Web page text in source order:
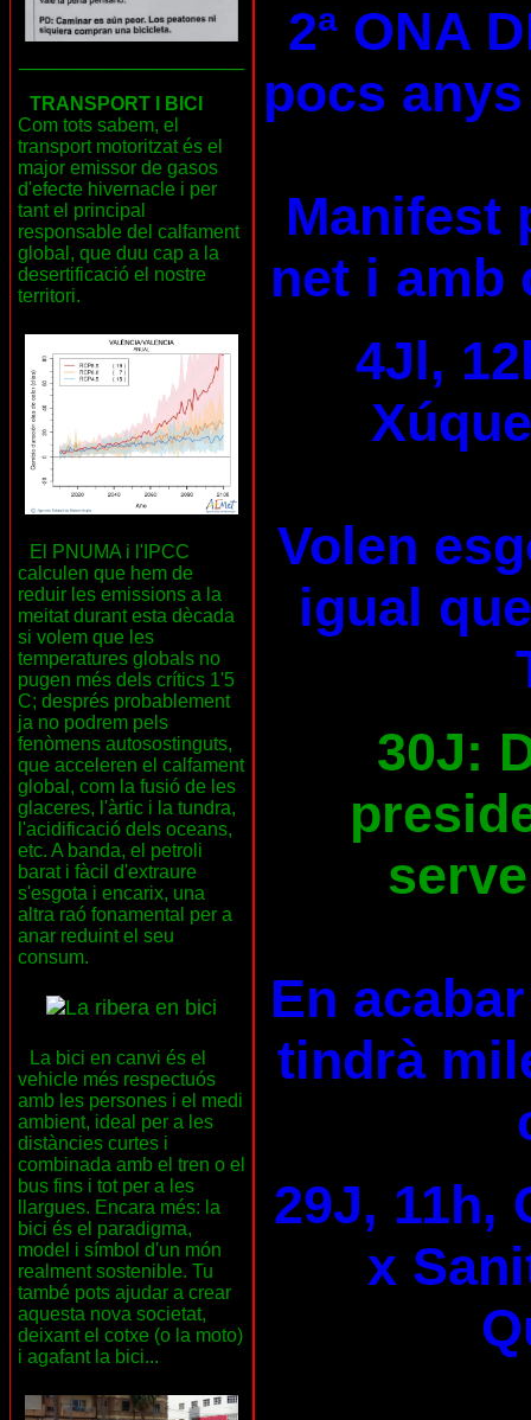
TRANSPORT I BICI
Com tots sabem, el
transport motoritzat és el
major emissor de gasos
d'efecte hivernacle i per
tant el principal
responsable del calfament
global, que duu cap a la
desertificació el nostre
territori.
El PNUMA i l'IPCC
calculen que hem de
reduir les emissions a la
meitat durant esta dècada
si volem que les
temperatures globals no
pugen més dels crítics 1'5
C; després probablement
ja no podrem pels
fenòmens autosostinguts,
que acceleren el calfament
global, com la fusió de les
glaceres, l'àrtic i la tundra,
l'acidificació dels oceans,
etc. A banda, el petroli
barat i fàcil d'extraure
s'esgota i encarix, una
altra raó fonamental per a
anar reduint el seu
consum.
La bici en canvi és el
vehicle més respectuós
amb les persones i el medi
ambient, ideal per a les
distàncies curtes i
combinada amb el tren o el
bus fins i tot per a les
llargues. Encara més: la
bici és el paradigma,
model i símbol d'un món
realment sostenible. Tu
també pots ajudar a crear
aquesta nova societat,
deixant el cotxe (o la moto)
i agafant la bici...
2ª ONA
pocs
Manifest
net i amb
4Jl,
Volen
igual
30J:
En
tindrà
29J, 11h,
x